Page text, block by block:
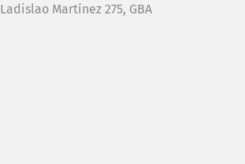
Ladislao Martínez 275, GBA